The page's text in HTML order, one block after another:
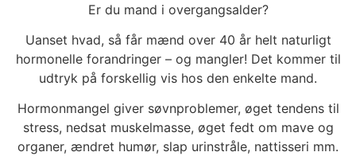
Er du mand i overgangsalder?
Uanset hvad, så får mænd over 40 år helt naturligt
hormonelle forandringer – og mangler! Det kommer til
udtryk på forskellig vis hos den enkelte mand.
Hormonmangel giver søvnproblemer, øget tendens til
stress, nedsat muskelmasse, øget fedt om mave og
organer, ændret humør, slap urinstråle, nattisseri mm.